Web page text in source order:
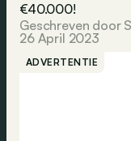
€40.000!
Geschreven door
26 April 2023
ADVERTENTIE